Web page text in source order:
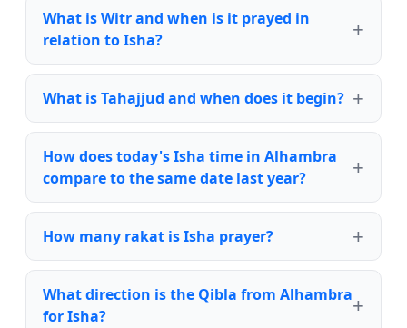
What is Witr and when is it prayed in
relation to Isha?
What is Tahajjud and when does it begin?
How does today's Isha time in Alhambra
compare to the same date last year?
How many rakat is Isha prayer?
What direction is the Qibla from Alhambra
for Isha?